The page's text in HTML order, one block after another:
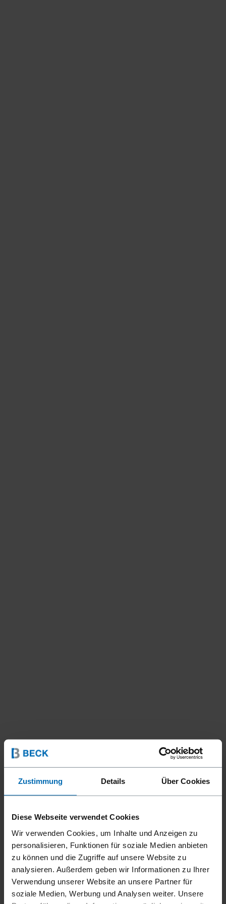
Zustimmung Details Über Cookies
Diese Webseite verwendet Cookies
Wir verwenden Cookies, um Inhalte und Anzeigen zu
personalisieren, Funktionen für soziale Medien anbieten
zu können und die Zugriffe auf unsere Website zu
analysieren. Außerdem geben wir Informationen zu Ihrer
Verwendung unserer Website an unsere Partner für
soziale Medien, Werbung und Analysen weiter. Unsere
Geräte///Geräte für die Automation///Nagelköpfe
HEAD CN15W-PS90 SCR ES
MAG
Speziell entwickelter FASCO® HEAD CN15W-90 SCR ES
MAG für 15° Drahtcoilnägel und SCRAIL®. Sensorgesteuerte
Befestigung zur Vermeidung von Leerschüssen und